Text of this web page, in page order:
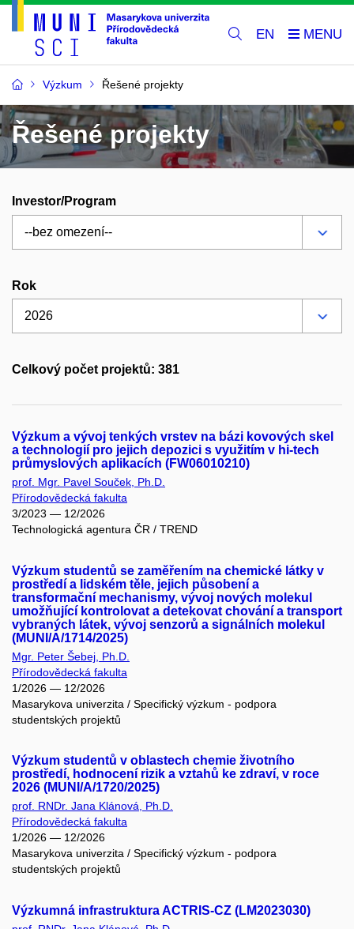
EN
Výzkum Řešené projekty
Řešené projekty
Investor/Program
Rok
Celkový počet projektů: 381
Výzkum a vývoj tenkých vrstev na bázi kovových skel
a technologií pro jejich depozici s využitím v hi-tech
průmyslových aplikacích (FW06010210)
prof. Mgr. Pavel Souček, Ph.D.
Přírodovědecká fakulta
3/2023 — 12/2026
Technologická agentura ČR / TREND
Výzkum studentů se zaměřením na chemické látky v
prostředí a lidském těle, jejich působení a
transformační mechanismy, vývoj nových molekul
umožňující kontrolovat a detekovat chování a transport
vybraných látek, vývoj senzorů a signálních molekul
(MUNI/A/1714/2025)
Mgr. Peter Šebej, Ph.D.
Přírodovědecká fakulta
1/2026 — 12/2026
Masarykova univerzita / Specifický výzkum - podpora
studentských projektů
Výzkum studentů v oblastech chemie životního
prostředí, hodnocení rizik a vztahů ke zdraví, v roce
2026 (MUNI/A/1720/2025)
prof. RNDr. Jana Klánová, Ph.D.
Přírodovědecká fakulta
1/2026 — 12/2026
Masarykova univerzita / Specifický výzkum - podpora
studentských projektů
Výzkumná infrastruktura ACTRIS-CZ (LM2023030)